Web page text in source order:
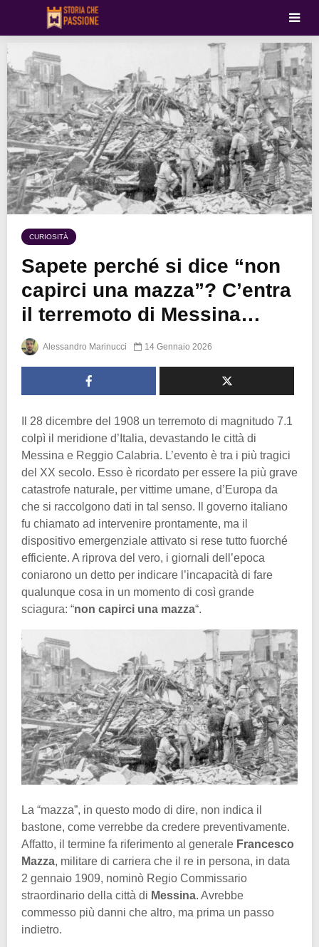
CURIOSITÀ
Sapete perché si dice “non
capirci una mazza”? C’entra
il terremoto di Messina…
Alessandro Marinucci 14 Gennaio 2026
Il 28 dicembre del 1908 un terremoto di magnitudo 7.1
colpì il meridione d’Italia, devastando le città di
Messina e Reggio Calabria. L’evento è tra i più tragici
del XX secolo. Esso è ricordato per essere la più grave
catastrofe naturale, per vittime umane, d’Europa da
che si raccolgono dati in tal senso. Il governo italiano
fu chiamato ad intervenire prontamente, ma il
dispositivo emergenziale attivato si rese tutto fuorché
efficiente. A riprova del vero, i giornali dell’epoca
coniarono un detto per indicare l’incapacità di fare
qualunque cosa in un momento di così grande
sciagura: “non capirci una mazza“.
La “mazza”, in questo modo di dire, non indica il
bastone, come verrebbe da credere preventivamente.
Affatto, il termine fa riferimento al generale Francesco
Mazza, militare di carriera che il re in persona, in data
2 gennaio 1909, nominò Regio Commissario
straordinario della città di Messina. Avrebbe
commesso più danni che altro, ma prima un passo
indietro.